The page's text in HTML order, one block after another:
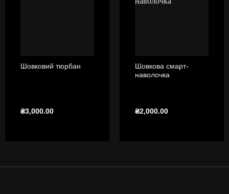
Шовковий тюрбан
₴3,000.00
Шовкова смарт-
наволочка
₴2,000.00